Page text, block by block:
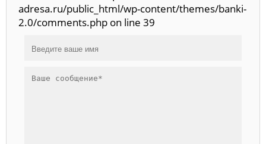
adresa.ru/public_html/wp-content/themes/banki-
2.0/comments.php on line 39